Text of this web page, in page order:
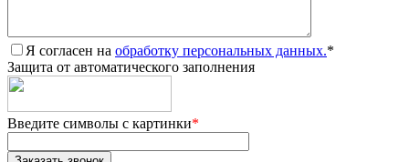
Я согласен на обработку персональных данных.*
Защита от автоматического заполнения
Введите символы с картинки*